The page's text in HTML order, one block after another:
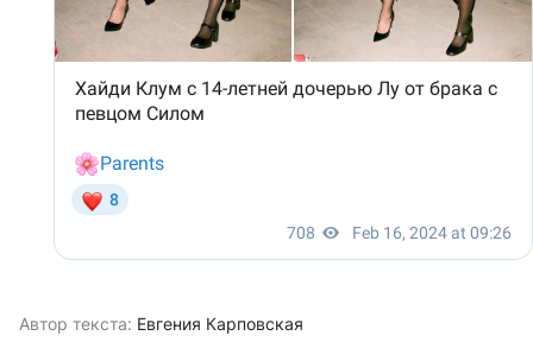
Автор текста: Евгения Карповская